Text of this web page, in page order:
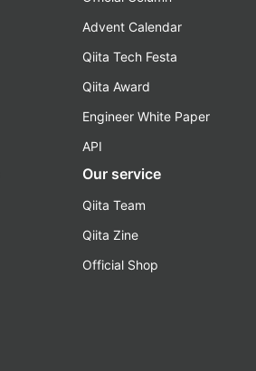
Advent Calendar
Qiita Tech Festa
Qiita Award
Engineer White Paper
API
Our service
Qiita Team
Qiita Zine
Official Shop